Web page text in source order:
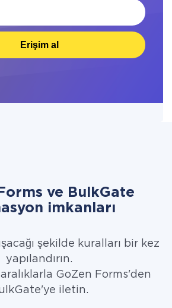
Erişim al
ve BulkGate
imkanları
şekilde kuralları bir kez
yapılandırın.
GoZen Forms'den
iletin.